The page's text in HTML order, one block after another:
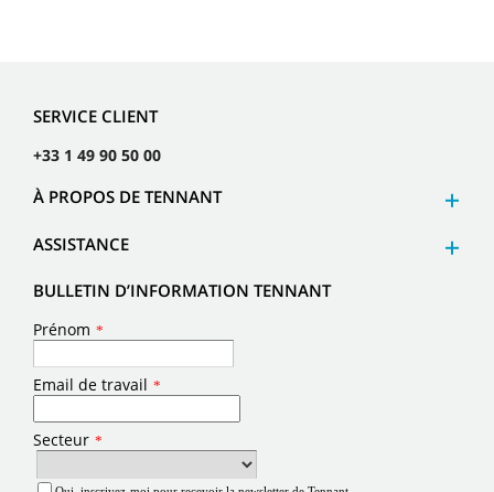
SERVICE CLIENT
+33 1 49 90 50 00
À PROPOS DE TENNANT
ASSISTANCE
BULLETIN D’INFORMATION TENNANT